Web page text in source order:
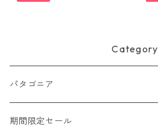
Category
パタゴニア
メンズ
期間限定セール